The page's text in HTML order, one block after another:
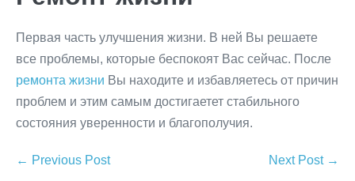
Первая часть улучшения жизни. В ней Вы решаете
все проблемы, которые беспокоят Вас сейчас. После
ремонта жизни Вы находите и избавляетесь от причин
проблем и этим самым достигаетет стабильного
состояния уверенности и благополучия.
Post
← Previous Post Next Post →